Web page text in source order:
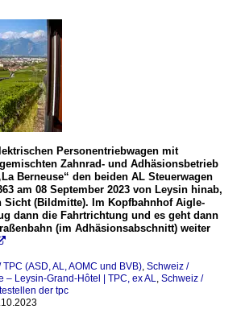
Personentriebwagen mit
Zahnrad- und Adhäsionsbetrieb
Berneuse“ den beiden AL Steuerwagen
am 08 September 2023 von Leysin hinab,
Sicht (Bildmitte). Im Kopfbahnhof Aigle-
dann die Fahrtrichtung und es geht dann
(im Adhäsionsabschnitt) weiter
(ASD, AL, AOMC und BVB), Schweiz /
– Leysin-Grand-Hôtel | TPC, ex AL, Schweiz /
der tpc